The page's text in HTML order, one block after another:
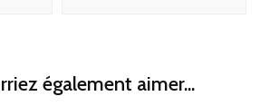
également aimer...